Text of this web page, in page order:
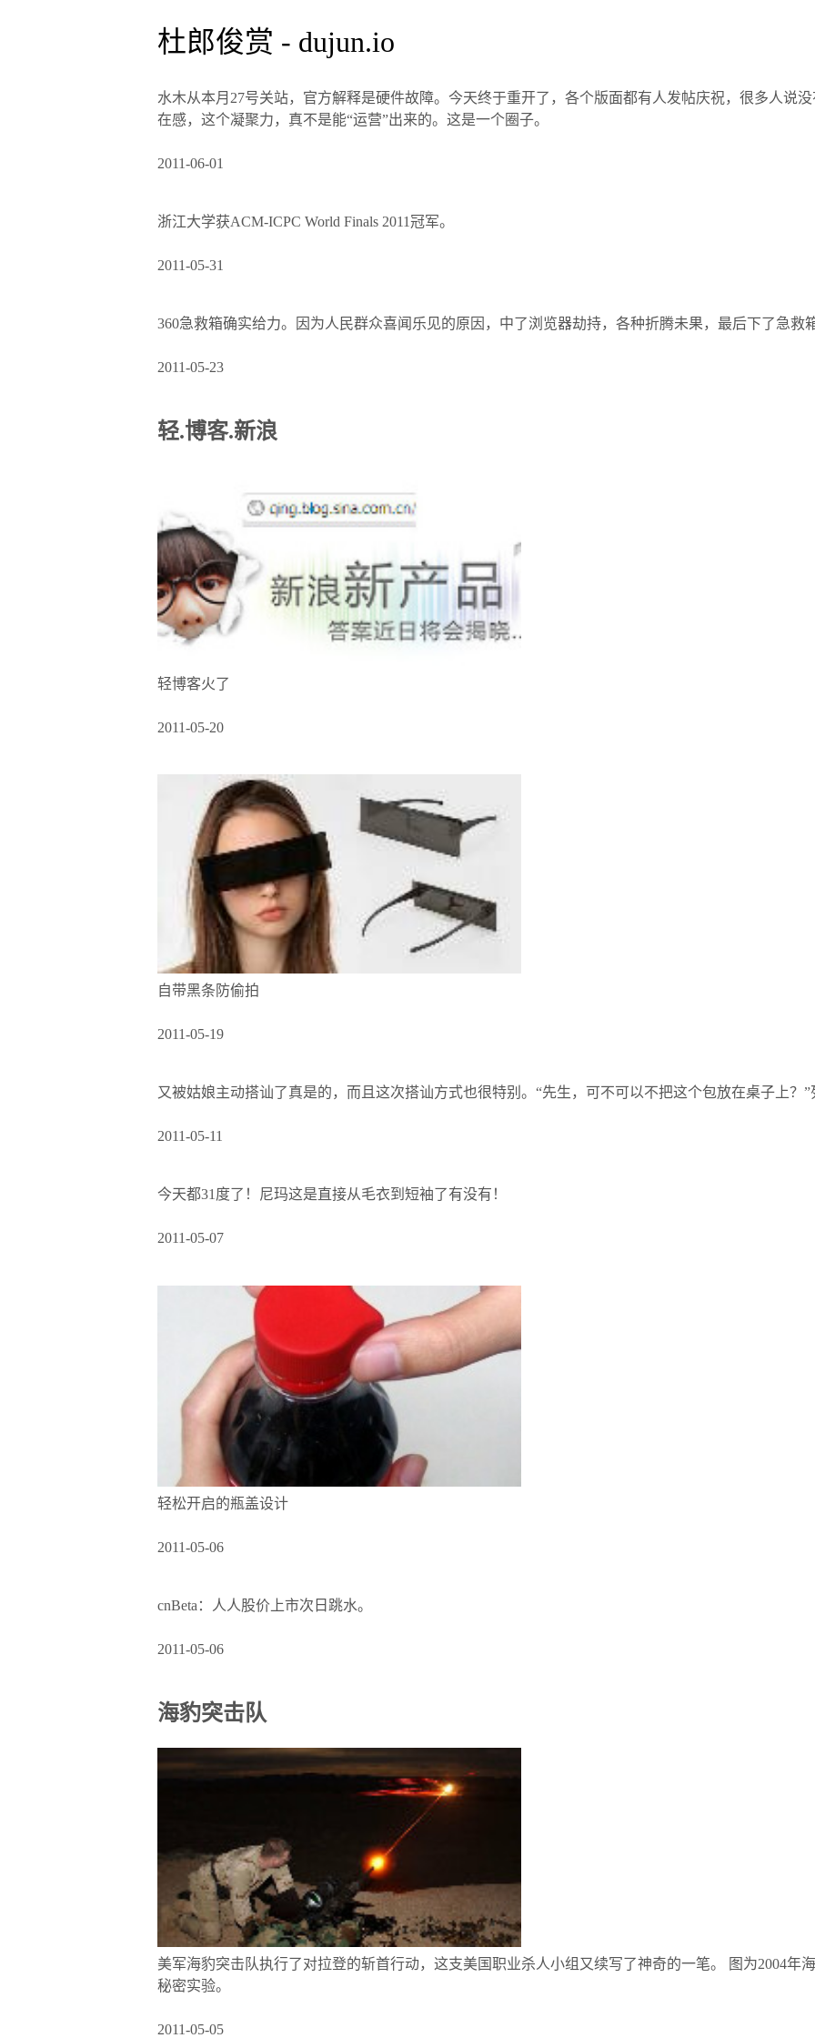
杜郎俊赏 - dujun.io
水木从本月27号关站，官方解释是硬件故障。今天终于重开了，各个版面都有人发帖庆祝，很多人说
在感，这个凝聚力，真不是能“运营”出来的。这是一个圈子。
2011-06-01
浙江大学获ACM-ICPC World Finals 2011冠军。
2011-05-31
360急救箱确实给力。因为人民群众喜闻乐见的原因，中了浏览器劫持，各种折腾未果，最后下了急救
2011-05-23
轻.博客.新浪
轻博客火了
2011-05-20
自带黑条防偷拍
2011-05-19
又被姑娘主动搭讪了真是的，而且这次搭讪方式也很特别。“先生，可不可以不把这个包放在桌子上？”
2011-05-11
今天都31度了！尼玛这是直接从毛衣到短袖了有没有！
2011-05-07
轻松开启的瓶盖设计
2011-05-06
cnBeta：人人股价上市次日跳水。
2011-05-06
海豹突击队
美军海豹突击队执行了对拉登的斩首行动，这支美国职业杀人小组又续写了神奇的一笔。 图为2004年
秘密实验。
2011-05-05